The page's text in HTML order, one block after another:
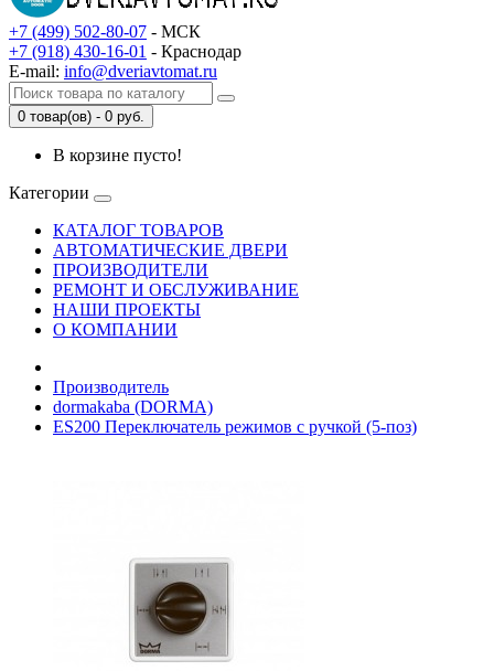
+7 (499) 502-80-07 - МСК
+7 (918) 430-16-01 - Краснодар
E-mail: info@dveriavtomat.ru
0 товар(ов) - 0 руб.
В корзине пусто!
Категории
КАТАЛОГ ТОВАРОВ
АВТОМАТИЧЕСКИЕ ДВЕРИ
ПРОИЗВОДИТЕЛИ
РЕМОНТ И ОБСЛУЖИВАНИЕ
НАШИ ПРОЕКТЫ
О КОМПАНИИ
Производитель
dormakaba (DORMA)
ES200 Переключатель режимов с ручкой (5-поз)